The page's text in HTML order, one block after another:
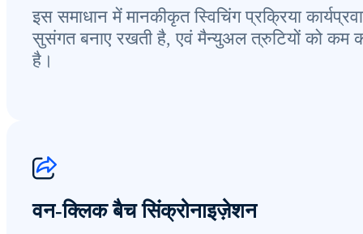
इस समाधान में मानकीकृत स्विचिंग प्रक्रिया
सुसंगत बनाए रखती है, एवं मैन्युअल त्रुटियों को कम
है।
वन-क्लिक बैच सिंक्रोनाइज़ेशन